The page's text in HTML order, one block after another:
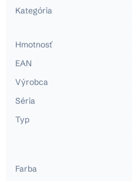
Kategória
Hmotnosť
EAN
Výrobca
Séria
Typ
Farba